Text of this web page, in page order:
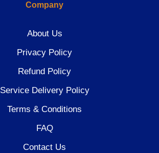
Company
About Us
Privacy Policy
Refund Policy
Service Delivery Policy
Terms & Conditions
FAQ
Contact Us